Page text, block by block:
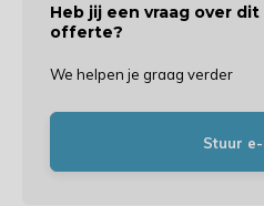
Heb jij een vraag over
offerte?
We helpen je graag verder
Stuur